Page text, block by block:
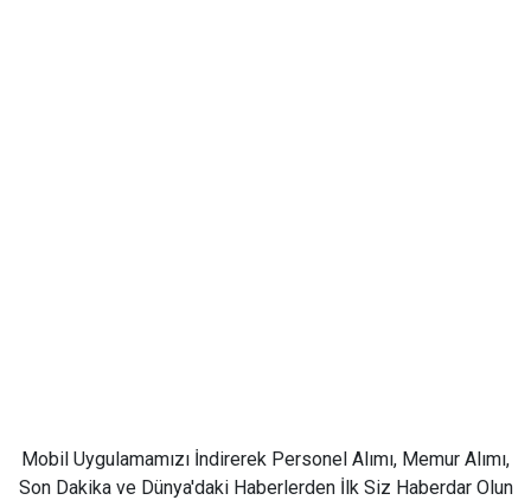
Mobil Uygulamamızı İndirerek Personel Alımı, Memur Alımı,
Son Dakika ve Dünya'daki Haberlerden İlk Siz Haberdar Olun